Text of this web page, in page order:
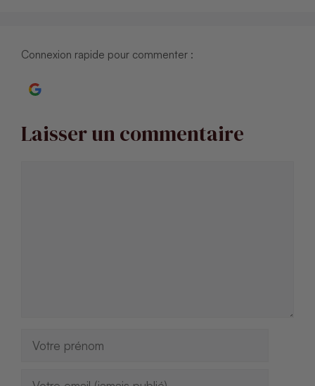
Connexion rapide pour commenter :
Laisser un commentaire